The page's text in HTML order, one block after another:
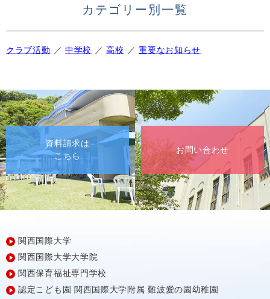
カテゴリー別一覧
クラブ活動 中学校 高校 重要なお知らせ
資料請求は
こちら
お問い合わせ
関西国際大学
関西国際大学大学院
関西保育福祉専門学校
認定こども園 関西国際大学附属 難波愛の園幼稚園